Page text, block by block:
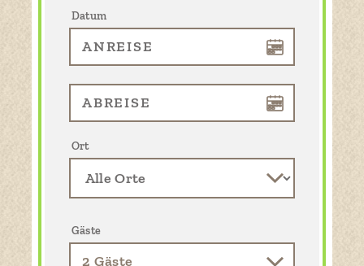
Datum
Ort
Gäste